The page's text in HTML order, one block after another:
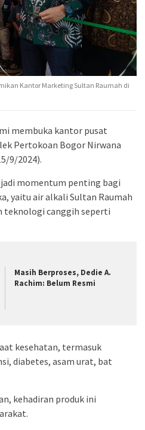
Kantor Marketing Sultan Raumah di
membuka kantor pusat
Pertokoan Bogor Nirwana
9/2024).
momentum penting bagi
yaitu air alkali Sultan Raumah
teknologi canggih seperti
Masih Berproses, Dedie A.
Rachim: Belum Resmi
kesehatan, termasuk
diabetes, asam urat, bat
kehadiran produk ini